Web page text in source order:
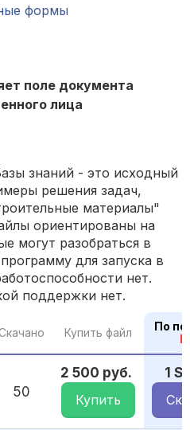
формы
поле документа
лица
знаний - это исходный
решения задач,
материалы"
ориентированы на
могут разобраться в
для запуска в
нет.
поддержки нет.
Скачано Купить файл
По
50
2 500 руб.
Купить
1